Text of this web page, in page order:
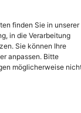
finden Sie in unserer
in die Verarbeitung
Sie können Ihre
anpassen. Bitte
möglicherweise
mayen.de